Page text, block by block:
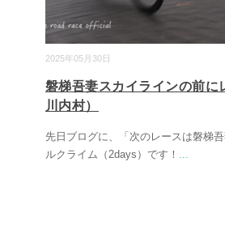
2025年05月30日
磐梯吾妻スカイラインの前に
川内村）
先日ブログに、「次のレースは磐梯
ルクライム（2days）です！ ...